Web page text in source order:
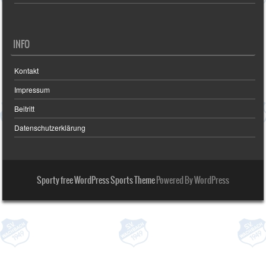
INFO
Kontakt
Impressum
Beitritt
Datenschutzerklärung
Sporty free WordPress Sports ThemePowered By WordPress